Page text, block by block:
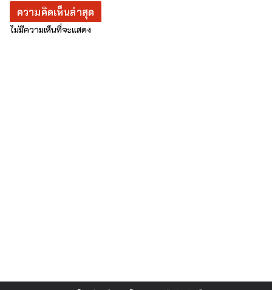
ความคิดเห็นล่าสุด
ไม่มีความเห็นที่จะแสดง